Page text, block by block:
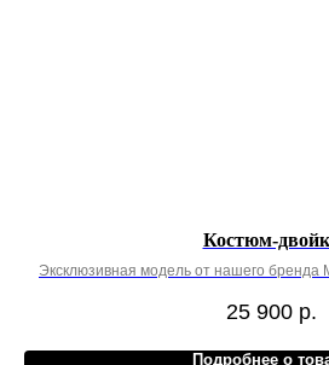
Костюм-
Эксклюзивная модель от нашего бренда
25 900 р.
Подробнее о